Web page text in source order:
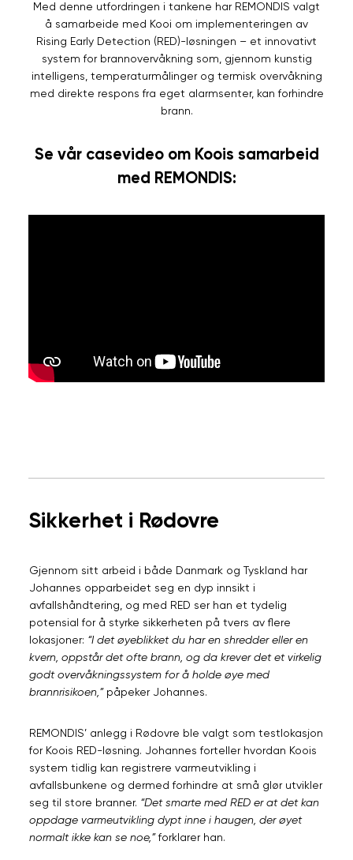
Med denne utfordringen i tankene har REMONDIS valgt
å samarbeide med Kooi om implementeringen av
Rising Early Detection (RED)-løsningen – et innovativt
system for brannovervåkning som, gjennom kunstig
intelligens, temperaturmålinger og termisk overvåkning
med direkte respons fra eget alarmsenter, kan forhindre
brann.
Se vår casevideo om Koois samarbeid
med REMONDIS:
Sikkerhet i Rødovre
Gjennom sitt arbeid i både Danmark og Tyskland har
Johannes opparbeidet seg en dyp innsikt i
avfallshåndtering, og med RED ser han et tydelig
potensial for å styrke sikkerheten på tvers av flere
lokasjoner: “I det øyeblikket du har en shredder eller en
kvern, oppstår det ofte brann, og da krever det et virkelig
godt overvåkningssystem for å holde øye med
brannrisikoen,”påpeker Johannes.
REMONDIS’ anlegg i Rødovre ble valgt som testlokasjon
for Koois RED-løsning. Johannes forteller hvordan Koois
system tidlig kan registrere varmeutvikling i
avfallsbunkene og dermed forhindre at små glør utvikler
seg til store branner. “Det smarte med RED er at det kan
oppdage varmeutvikling dypt inne i haugen, der øyet
normalt ikke kan se noe,”forklarer han.